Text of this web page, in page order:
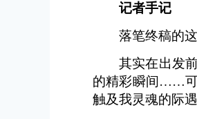
记者手记
落笔终稿的
其实在出发
的精彩瞬间……可
触及我灵魂的际遇